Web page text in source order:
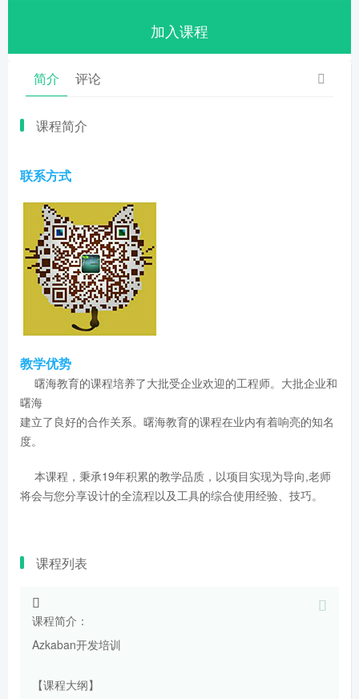
加入课程
简介 评论
课程简介
联系方式
教学优势
曙海教育的课程培养了大批受企业欢迎的工程师。大批企业和
曙海
建立了良好的合作关系。曙海教育的课程在业内有着响亮的知名
度。
本课程，秉承19年积累的教学品质，以项目实现为导向,老师
将会与您分享设计的全流程以及工具的综合使用经验、技巧。
课程列表
课程简介：
Azkaban开发培训
【课程大纲】